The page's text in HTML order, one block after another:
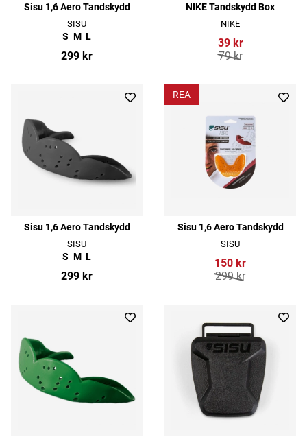
Sisu 1,6 Aero Tandskydd
SISU
S M L
299 kr
NIKE Tandskydd Box
NIKE
39 kr
79 kr
Sisu 1,6 Aero Tandskydd
SISU
S M L
299 kr
REA
Sisu 1,6 Aero Tandskydd
SISU
150 kr
299 kr